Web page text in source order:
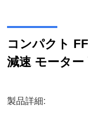
コンパクト
減速 モーター
製品詳細: